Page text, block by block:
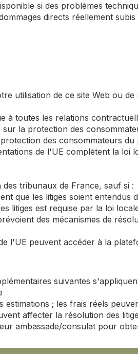
si des problèmes
directs réellement subis
utilisation de ce site Web ou
à toutes les relations
la protection des
des consommateurs
de l'UE complètent la loi
des tribunaux de France, sauf si :
que les litiges soient
litiges est requise par la loi
des mécanismes de
l'UE peuvent accéder à la
suivantes
estimations ; les frais réels
affecter la résolution des
ambassade/consulat pour